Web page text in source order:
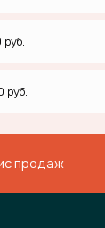
руб.
продаж